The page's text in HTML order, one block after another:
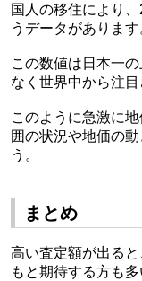
国人の移住により、
うデータがあります
この数値は日本一
なく世界中から注
このように急激に
囲の状況や地価の
う。
まとめ
高い査定額が出る
もと期待する方も